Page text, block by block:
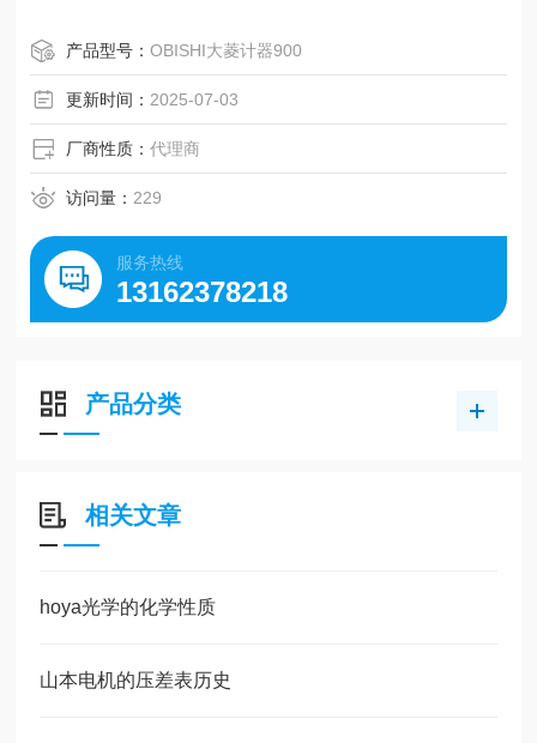
产品型号：OBISHI大菱计器900
更新时间： 2025-07-03
厂商性质：代理商
访问量： 229
服务热线
13162378218
产品分类
相关文章
hoya光学的化学性质
山本电机的压差表历史